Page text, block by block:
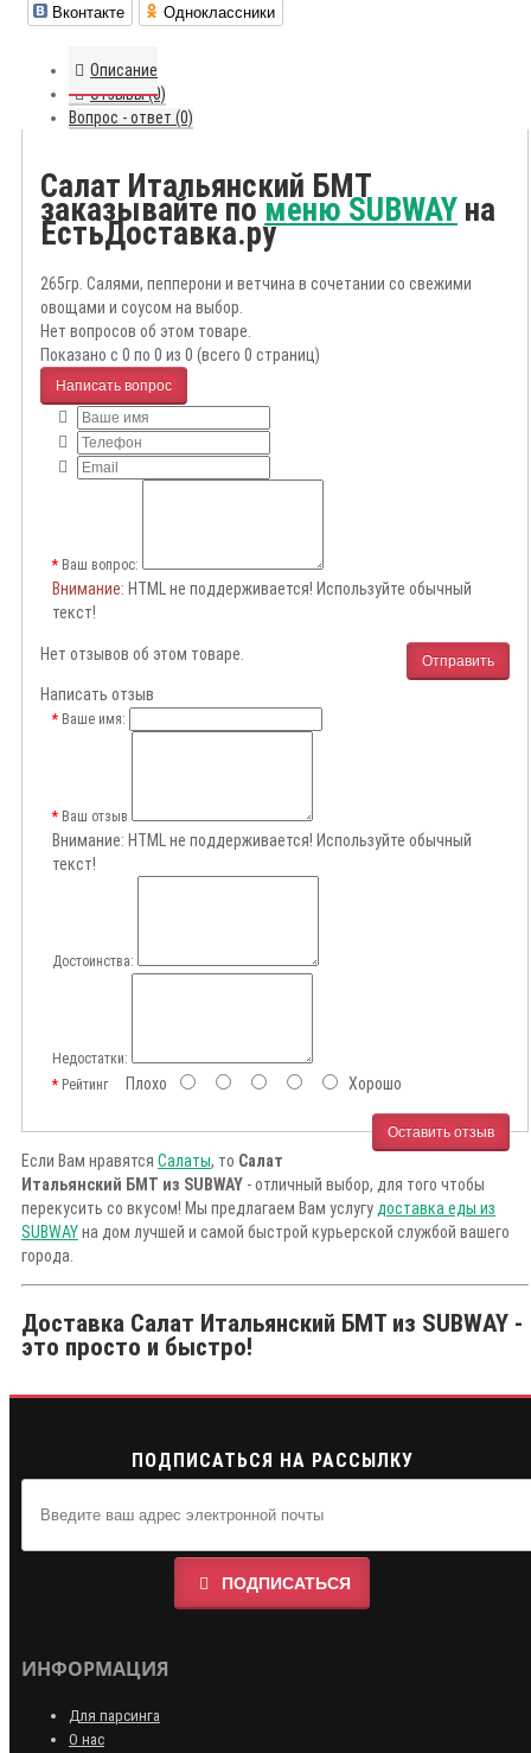
Вконтакте Одноклассники
Описание
Отзывы (0)
Вопрос - ответ (0)
Салат Итальянский БМТ
заказывайте поменю SUBWAY на
ЕстьДоставка.ру
265гр. Салями, пепперони и ветчина в сочетании со свежими
овощами и соусом на выбор.
Нет вопросов об этом товаре.
Показано с 0 по 0 из 0 (всего 0 страниц)
Написать вопрос
Ваш вопрос:
Внимание: HTML не поддерживается! Используйте обычный
текст!
Отправить
Нет отзывов об этом товаре.
Написать отзыв
Ваше имя:
Ваш отзыв
Внимание: HTML не поддерживается! Используйте обычный
текст!
Достоинства:
Недостатки:
РейтингПлохо Хорошо
Оставить отзыв
Если Вам нравятся Салаты, то Салат
Итальянский БМТ из SUBWAY - отличный выбор, для того чтобы
перекусить со вкусом! Мы предлагаем Вам услугу доставка еды из
SUBWAYна дом лучшей и самой быстрой курьерской службой вашего
города.
Доставка Салат Итальянский БМТ из SUBWAY -
это просто и быстро!
ПОДПИСАТЬСЯ НА РАССЫЛКУ
ПОДПИСАТЬСЯ
ИНФОРМАЦИЯ
Для парсинга
О нас